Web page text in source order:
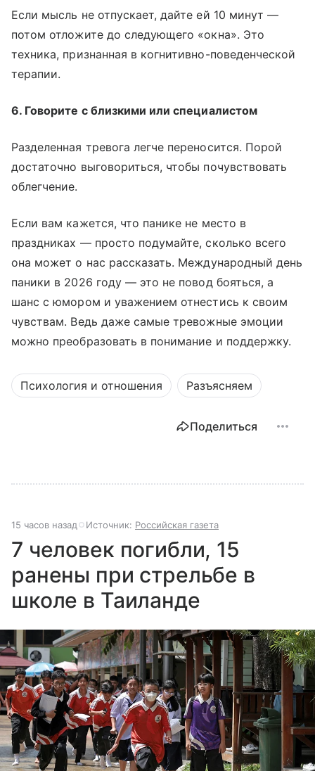
Если мысль не отпускает, дайте ей 10 минут —
потом отложите до следующего «окна». Это
техника, признанная в когнитивно-поведенческой
терапии.
6. Говорите с близкими или специалистом
Разделенная тревога легче переносится. Порой
достаточно выговориться, чтобы почувствовать
облегчение.
Если вам кажется, что панике не место в
праздниках — просто подумайте, сколько всего
она может о нас рассказать. Международный день
паники в 2026 году — это не повод бояться, а
шанс с юмором и уважением отнестись к своим
чувствам. Ведь даже самые тревожные эмоции
можно преобразовать в понимание и поддержку.
Психология и отношения Разъясняем
Поделиться
15 часов назад Источник: Российская газета
7 человек погибли, 15
ранены при стрельбе в
школе в Таиланде